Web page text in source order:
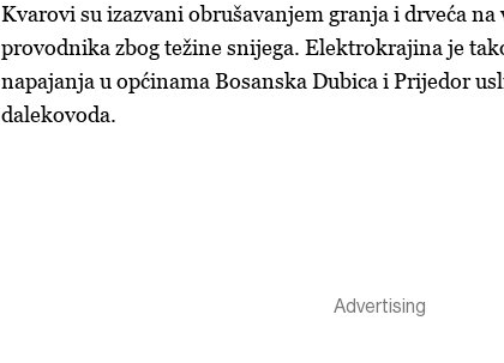
Kvarovi su izazvani obrušavanjem granja i drveća
provodnika zbog težine snijega. Elektrokrajina je
napajanja u općinama Bosanska Dubica i Prijedor
dalekovoda.